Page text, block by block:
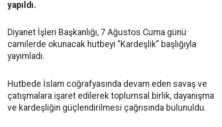
yapıldı.
Diyanet İşleri Başkanlığı, 7 Ağustos Cuma günü
camilerde okunacak hutbeyi “Kardeşlik” başlığıyla
yayımladı.
Hutbede İslam coğrafyasında devam eden savaş ve
çatışmalara işaret edilerek toplumsal birlik, dayanışma
ve kardeşliğin güçlendirilmesi çağrısında bulunuldu.